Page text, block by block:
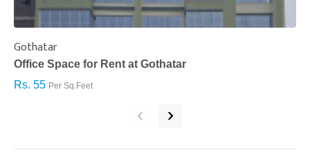
Gothatar
Office Space for Rent at Gothatar
Rs. 55 Per Sq.Feet
‹ ›